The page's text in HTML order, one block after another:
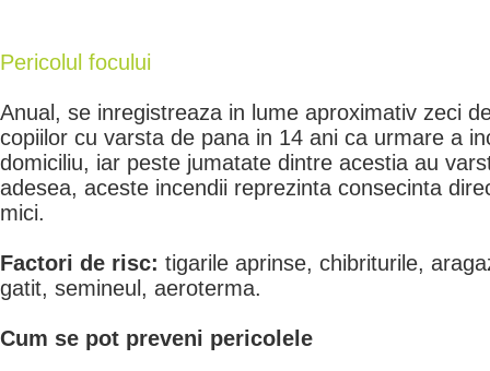
Pericolul focului
Anual, se inregistreaza in lume aproximativ zeci
copiilor cu varsta de pana in 14 ani ca urmare a
domiciliu, iar peste jumatate dintre acestia au
adesea, aceste incendii reprezinta consecinta
mici.
Factori de risc: tigarile aprinse, chibriturile,
gatit, semineul, aeroterma.
Cum se pot preveni pericolele